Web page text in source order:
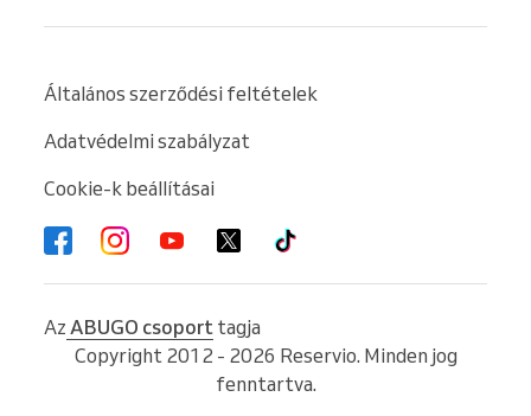
Általános szerződési feltételek
Adatvédelmi szabályzat
Cookie-k beállításai
Az ABUGO csoport tagja
Copyright 2012 - 2026 Reservio. Minden jog
fenntartva.